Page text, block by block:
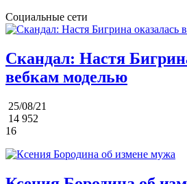
Социальные сети
Скандал: Настя
вебкам моделью
25/08/21
14 952
16